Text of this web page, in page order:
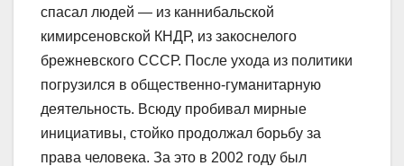
спасал людей — из каннибальской
кимирсеновской КНДР, из закоснелого
брежневского СССР. После ухода из политики
погрузился в общественно-гуманитарную
деятельность. Всюду пробивал мирные
инициативы, стойко продолжал борьбу за
права человека. За это в 2002 году был